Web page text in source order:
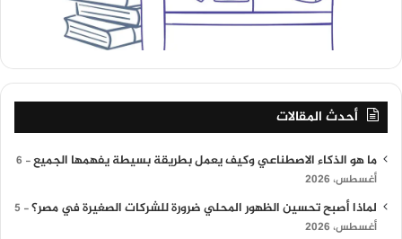
أحدث المقالات
ما هو الذكاء الاصطناعي وكيف يعمل بطريقة بسيطة يفهمها الجميع
6
أغسطس، 2026
لماذا أصبح تحسين الظهور المحلي ضرورة للشركات الصغيرة في مصر؟
5
أغسطس، 2026